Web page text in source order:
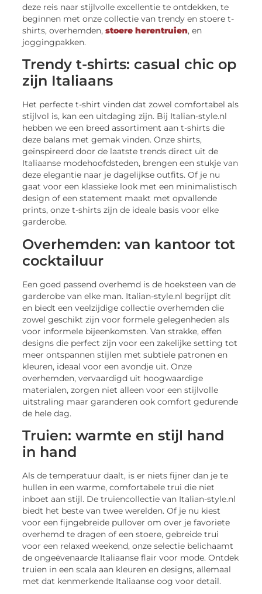
deze reis naar stijlvolle excellentie te ontdekken, te
beginnen met onze collectie van trendy en stoere t-
shirts, overhemden,stoere herentruien, en
joggingpakken.
Trendy t-shirts: casual chic op
zijn Italiaans
Het perfecte t-shirt vinden dat zowel comfortabel als
stijlvol is, kan een uitdaging zijn. Bij Italian-style.nl
hebben we een breed assortiment aan t-shirts die
deze balans met gemak vinden. Onze shirts,
geïnspireerd door de laatste trends direct uit de
Italiaanse modehoofdsteden, brengen een stukje van
deze elegantie naar je dagelijkse outfits. Of je nu
gaat voor een klassieke look met een minimalistisch
design of een statement maakt met opvallende
prints, onze t-shirts zijn de ideale basis voor elke
garderobe.
Overhemden: van kantoor tot
cocktailuur
Een goed passend overhemd is de hoeksteen van de
garderobe van elke man. Italian-style.nl begrijpt dit
en biedt een veelzijdige collectie overhemden die
zowel geschikt zijn voor formele gelegenheden als
voor informele bijeenkomsten. Van strakke, effen
designs die perfect zijn voor een zakelijke setting tot
meer ontspannen stijlen met subtiele patronen en
kleuren, ideaal voor een avondje uit. Onze
overhemden, vervaardigd uit hoogwaardige
materialen, zorgen niet alleen voor een stijlvolle
uitstraling maar garanderen ook comfort gedurende
de hele dag.
Truien: warmte en stijl hand
in hand
Als de temperatuur daalt, is er niets fijner dan je te
hullen in een warme, comfortabele trui die niet
inboet aan stijl. De truiencollectie van Italian-style.nl
biedt het beste van twee werelden. Of je nu kiest
voor een fijngebreide pullover om over je favoriete
overhemd te dragen of een stoere, gebreide trui
voor een relaxed weekend, onze selectie belichaamt
de ongeëvenaarde Italiaanse flair voor mode. Ontdek
truien in een scala aan kleuren en designs, allemaal
met dat kenmerkende Italiaanse oog voor detail.